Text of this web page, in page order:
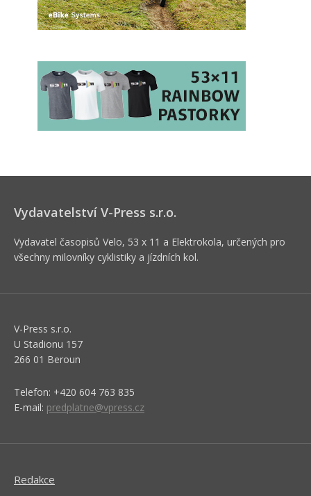
Vydavatelství V-Press s.r.o.
Vydavatel časopisů Velo, 53 x 11 a Elektrokola, určených pro
všechny milovníky cyklistiky a jízdních kol.
V-Press s.r.o.
U Stadionu 157
266 01 Beroun
Telefon: +420 604 763 835
E-mail: predplatne@vpress.cz
Redakce